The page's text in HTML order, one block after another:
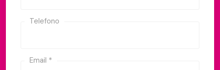
Telefono
Email *